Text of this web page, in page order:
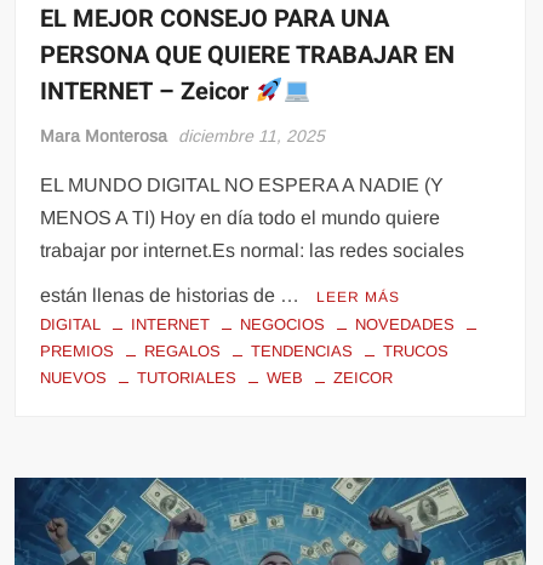
EL MEJOR CONSEJO PARA UNA
PERSONA QUE QUIERE TRABAJAR EN
INTERNET – Zeicor
Mara Monterosa diciembre 11, 2025
EL MUNDO DIGITAL NO ESPERA A NADIE (Y
MENOS A TI) Hoy en día todo el mundo quiere
trabajar por internet.Es normal: las redes sociales
están llenas de historias de … LEER MÁS
DIGITAL INTERNET NEGOCIOS
NOVEDADES
PREMIOS
REGALOS TENDENCIAS
TRUCOS
NUEVOS
TUTORIALES WEB ZEICOR